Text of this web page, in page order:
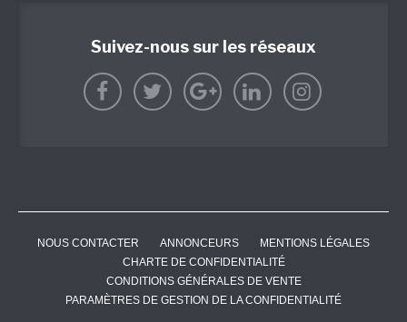
Suivez-nous sur les réseaux
NOUS CONTACTER ANNONCEURS
MENTIONS LÉGALES
CHARTE DE CONFIDENTIALITÉ
CONDITIONS GÉNÉRALES DE VENTE
PARAMÈTRES DE GESTION DE LA CONFIDENTIALITÉ